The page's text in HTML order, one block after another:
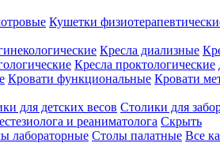
Кушетки
Кресла диализные
Кресла проктологические
Кровати функциональные Кровати
для детских весов Столики для
и реаниматолога Скрыть
лабораторные Столы палатные Все